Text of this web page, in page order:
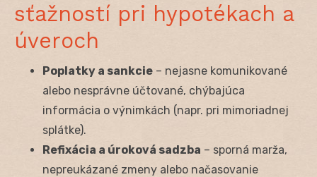
sťažností pri hypotékach a
úveroch
Poplatky a sankcie – nejasne komunikované
alebo nesprávne účtované, chýbajúca
informácia o výnimkách (napr. pri mimoriadnej
splátke).
Refixácia a úroková sadzba – sporná marža,
nepreukázané zmeny alebo načasovanie